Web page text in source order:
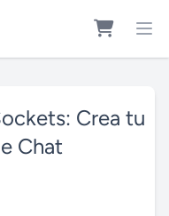
Crea tu
Chat